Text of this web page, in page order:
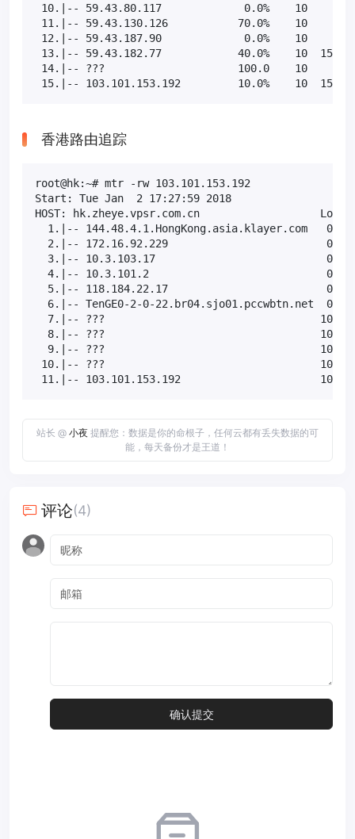
10.|-- 59.43.80.117             0.0%    10
11.|-- 59.43.130.126           70.0%    10
12.|-- 59.43.187.90             0.0%    10
13.|-- 59.43.182.77            40.0%    10  152.2
14.|-- ???                     100.0    10    0.0
15.|-- 103.101.153.192         10.0%    10  152.5
香港路由追踪
root@hk:~# mtr -rw 103.101.153.192
Start: Tue Jan  2 17:27:59 2018
HOST: hk.zheye.vpsr.com.cn
1.|-- 144.48.4.1.HongKong.asia.klayer.com
2.|-- 172.16.92.229
3.|-- 10.3.103.17
4.|-- 10.3.101.2
5.|-- 118.184.22.17
6.|-- TenGE0-2-0-22.br04.sjo01.pccwbtn.net
7.|-- ???
8.|-- ???
9.|-- ???
10.|-- ???                                  100.0
11.|-- 103.101.153.192                      10.0%
站长 @ 小夜 提醒您：数据是你的命根子，任何云都有丢失数据的可
能，每天备份才是王道！
评论(4)